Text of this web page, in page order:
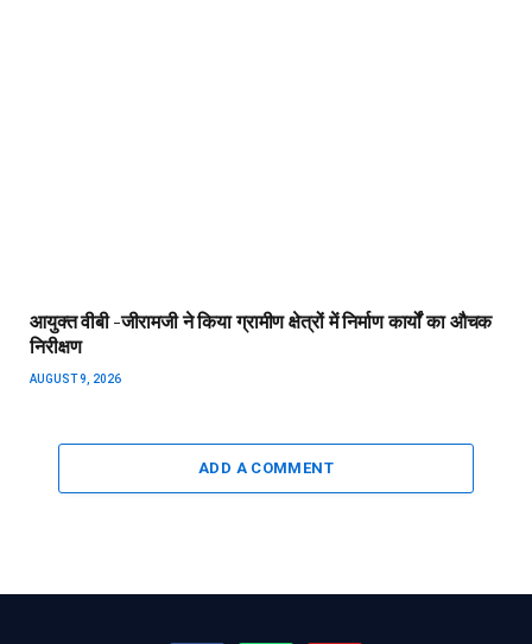
आयुक्त वीबी -जीरामजी ने किया ग्रामीण क्षेत्रों में निर्माण कार्यों का औचक
निरीक्षण
AUGUST 9, 2026
ADD A COMMENT